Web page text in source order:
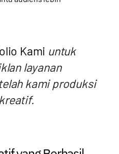
Kami untuk
layanan
kami produksi